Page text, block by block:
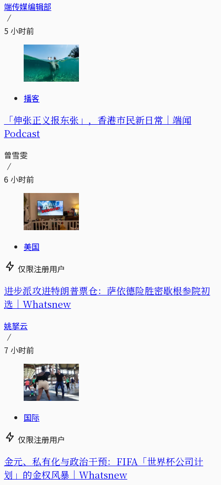
端传媒编辑部
5 小时前
播客
「伸张正义报东张」，香港市民新日常｜端闻
Podcast
曾雪雯
6 小时前
美国
仅限注册用户
进步派攻进特朗普票仓：萨依德险胜密歇根参院初
选｜Whatsnew
姚拏云
7 小时前
国际
仅限注册用户
金元、私有化与政治干预：FIFA「世界杯公司计
划」的金权风暴｜Whatsnew